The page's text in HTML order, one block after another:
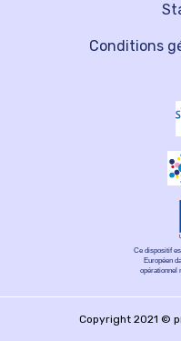
Conditions
Ce dispositif
Européen
opérationnel
Copyright 2021 ©